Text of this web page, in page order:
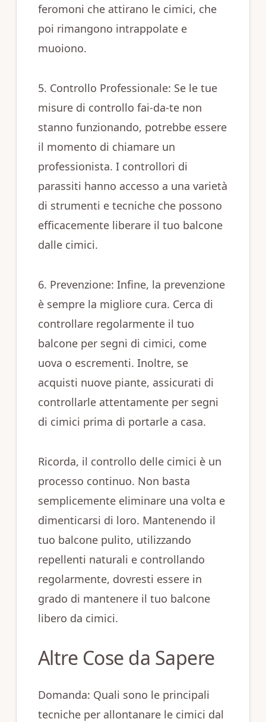
feromoni che attirano le cimici, che
poi rimangono intrappolate e
muoiono.
5. Controllo Professionale: Se le tue
misure di controllo fai-da-te non
stanno funzionando, potrebbe essere
il momento di chiamare un
professionista. I controllori di
parassiti hanno accesso a una varietà
di strumenti e tecniche che possono
efficacemente liberare il tuo balcone
dalle cimici.
6. Prevenzione: Infine, la prevenzione
è sempre la migliore cura. Cerca di
controllare regolarmente il tuo
balcone per segni di cimici, come
uova o escrementi. Inoltre, se
acquisti nuove piante, assicurati di
controllarle attentamente per segni
di cimici prima di portarle a casa.
Ricorda, il controllo delle cimici è un
processo continuo. Non basta
semplicemente eliminare una volta e
dimenticarsi di loro. Mantenendo il
tuo balcone pulito, utilizzando
repellenti naturali e controllando
regolarmente, dovresti essere in
grado di mantenere il tuo balcone
libero da cimici.
Altre Cose da Sapere
Domanda: Quali sono le principali
tecniche per allontanare le cimici dal